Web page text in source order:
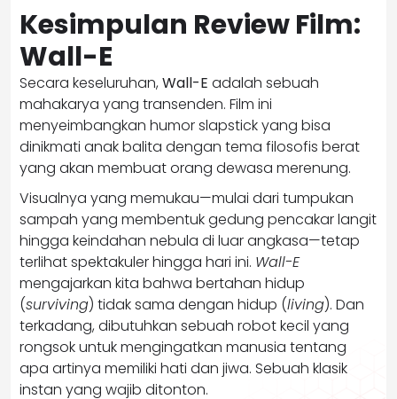
Kesimpulan Review Film:
Wall-E
Secara keseluruhan, Wall-E adalah sebuah
mahakarya yang transenden. Film ini
menyeimbangkan humor slapstick yang bisa
dinikmati anak balita dengan tema filosofis berat
yang akan membuat orang dewasa merenung.
Visualnya yang memukau—mulai dari tumpukan
sampah yang membentuk gedung pencakar langit
hingga keindahan nebula di luar angkasa—tetap
terlihat spektakuler hingga hari ini. Wall-E
mengajarkan kita bahwa bertahan hidup
(surviving) tidak sama dengan hidup (living). Dan
terkadang, dibutuhkan sebuah robot kecil yang
rongsok untuk mengingatkan manusia tentang
apa artinya memiliki hati dan jiwa. Sebuah klasik
instan yang wajib ditonton.